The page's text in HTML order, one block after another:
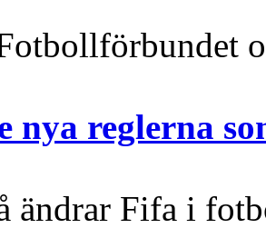
nya reglerna
ändrar Fifa i